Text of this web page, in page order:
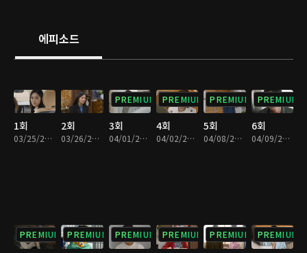
에피소드
1회
03/25/2023 • 1시간 8분
2회
03/26/2023 • 1시간 11분
PREMIUM
3회
04/01/2023 • 1시간 8분
PREMIUM
4회
04/02/2023 • 1시간 11분
PREMIUM
5회
04/08/2023 • 1시간 4분
PREMIUM
6회
04/09/2023 • 1시간 5분
PREMIUM PREMIUM PREMIUM PREMIUM PREMIUM PREMIUM